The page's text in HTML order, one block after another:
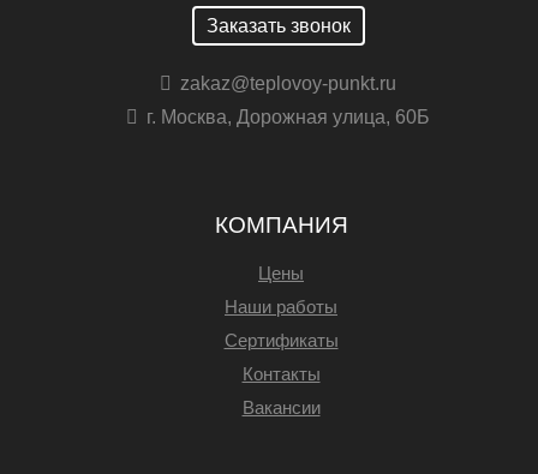
Заказать звонок
zakaz@teplovoy-punkt.ru
г. Москва, Дорожная улица, 60Б
КОМПАНИЯ
Цены
Наши работы
Сертификаты
Контакты
Вакансии